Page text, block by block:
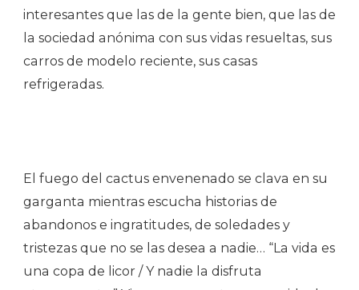
interesantes que las de la gente bien, que las de
la sociedad anónima con sus vidas resueltas, sus
carros de modelo reciente, sus casas
refrigeradas.
El fuego del cactus envenenado se clava en su
garganta mientras escucha historias de
abandonos e ingratitudes, de soledades y
tristezas que no se las desea a nadie… “La vida es
una copa de licor / Y nadie la disfruta